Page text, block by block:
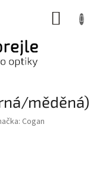
měděná)
Cogan